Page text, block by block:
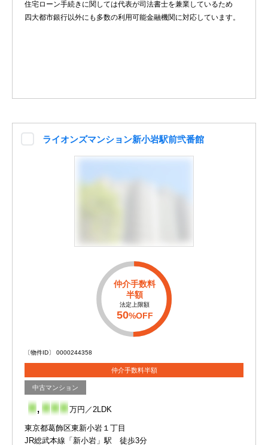
住宅ローン手続きに関しては代表が司法書士を兼業しているため
四大都市銀行以外にも多数の利用可能金融機関に対応しています。
ライオンズマンション新小岩駅前弐番館
仲介手数料
半額
法定上限額
50%OFF
〔物件ID〕 0000244358
仲介手数料半額
中古マンション
- ,- - - 万円／2LDK
東京都葛飾区東新小岩１丁目
JR総武本線「新小岩」駅 徒歩3分